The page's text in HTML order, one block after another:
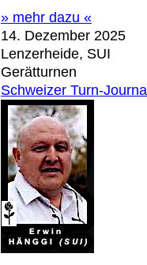
» mehr dazu «
14. Dezember 2025
Lenzerheide, SUI
Gerätturnen
Schweizer Turn-